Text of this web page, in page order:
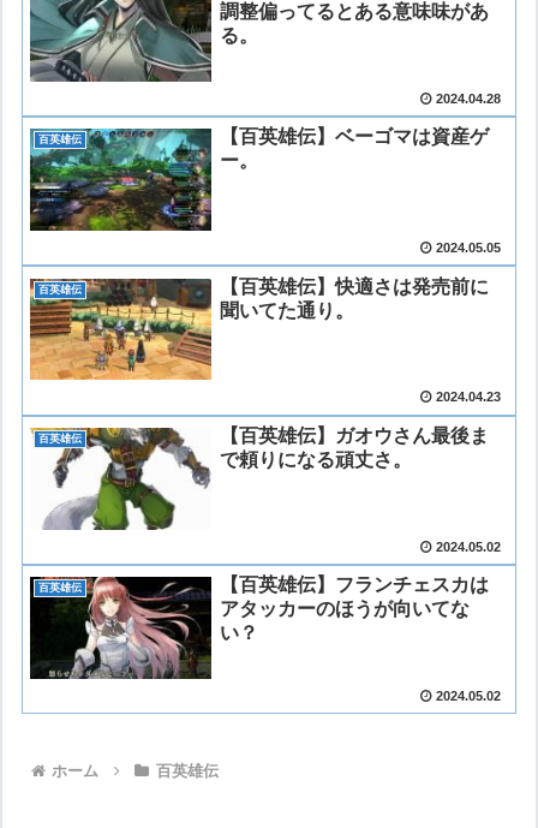
調整偏ってるとある意味味があ
る。
2024.04.28
百英雄伝
【百英雄伝】ベーゴマは資産ゲ
ー。
2024.05.05
百英雄伝
【百英雄伝】快適さは発売前に
聞いてた通り。
2024.04.23
百英雄伝
【百英雄伝】ガオウさん最後ま
で頼りになる頑丈さ。
2024.05.02
百英雄伝
【百英雄伝】フランチェスカは
アタッカーのほうが向いてな
い？
2024.05.02
ホーム 百英雄伝